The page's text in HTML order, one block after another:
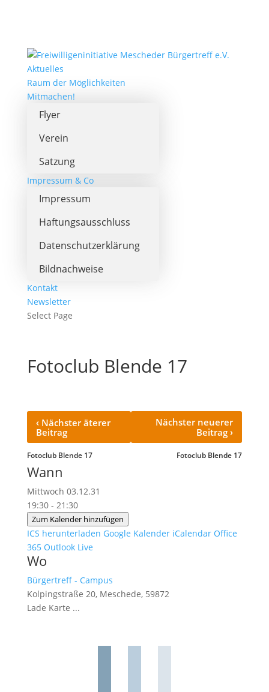
Aktuelles
Raum der Möglichkeiten
Mitmachen!
Flyer
Verein
Satzung
Impressum & Co
Impressum
Haftungsausschluss
Datenschutzerklärung
Bildnachweise
Kontakt
Newsletter
Select Page
Fotoclub Blende 17
‹Nächster äterer
Beitrag
Fotoclub Blende 17
Nächster neuerer
Beitrag›
Fotoclub Blende 17
Wann
Mittwoch 03.12.31
19:30 - 21:30
Zum Kalender hinzufügen
ICS herunterladen Google Kalender iCalendar Office
365 Outlook Live
Wo
Bürgertreff - Campus
Kolpingstraße 20, Meschede, 59872
Lade Karte ...